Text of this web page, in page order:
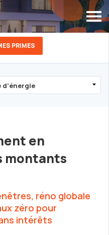
PRIMES
en
montants
réno globale
zéro pour
intérêts